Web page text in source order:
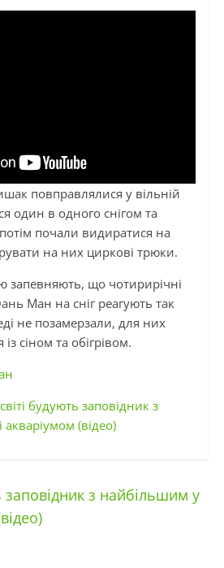
повправлялися у вільній
один в одного снігом та
почали видиратися на
на них циркові трюки.
запевняють, що чотирирічні
Ман на сніг реагують так
не позамерзали, для них
сіном та обігрівом.
будують заповідник з
акваріумом (відео)
заповідник з найбільшим у